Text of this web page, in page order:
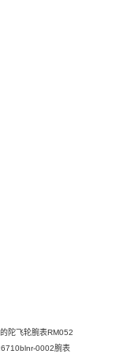
陀飞轮腕表RM052
0002腕表